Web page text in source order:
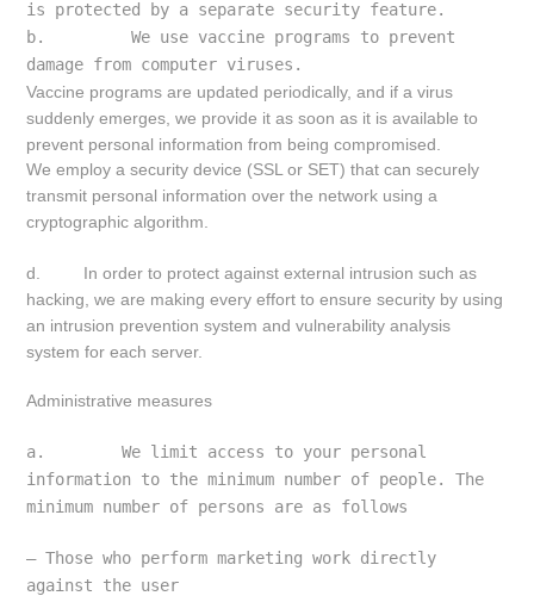
is protected by a separate security feature.
b.         We use vaccine programs to prevent
damage from computer viruses.
Vaccine programs are updated periodically, and if a virus
suddenly emerges, we provide it as soon as it is available to
prevent personal information from being compromised.
We employ a security device (SSL or SET) that can securely
transmit personal information over the network using a
cryptographic algorithm.
d. In order to protect against external intrusion such as
hacking, we are making every effort to ensure security by using
an intrusion prevention system and vulnerability analysis
system for each server.
Administrative measures
a.        We limit access to your personal
information to the minimum number of people. The
minimum number of persons are as follows
– Those who perform marketing work directly
against the user